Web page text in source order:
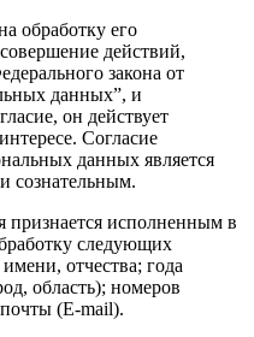
обработку его
действий,
закона от
данных”, и
он действует
Согласие
данных является
сознательным.
признается исполненным в
следующих
отчества; года
область); номеров
(E-mail).